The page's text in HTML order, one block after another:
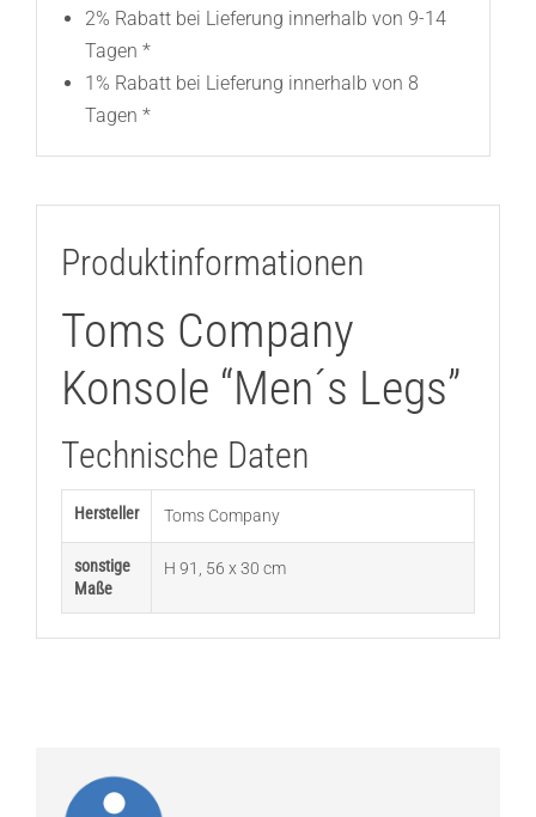
2% Rabatt bei Lieferung innerhalb von 9-14
Tagen *
1% Rabatt bei Lieferung innerhalb von 8
Tagen *
Produktinformationen
Toms Company
Konsole “Men´s Legs”
Technische Daten
Hersteller Toms Company
sonstige
Maße
H 91, 56 x 30 cm